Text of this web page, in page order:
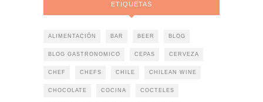
ETIQUETAS
ALIMENTACIÓN BAR BEER BLOG
BLOG GASTRONOMICO CEPAS CERVEZA
CHEF CHEFS CHILE CHILEAN WINE
CHOCOLATE COCINA COCTELES